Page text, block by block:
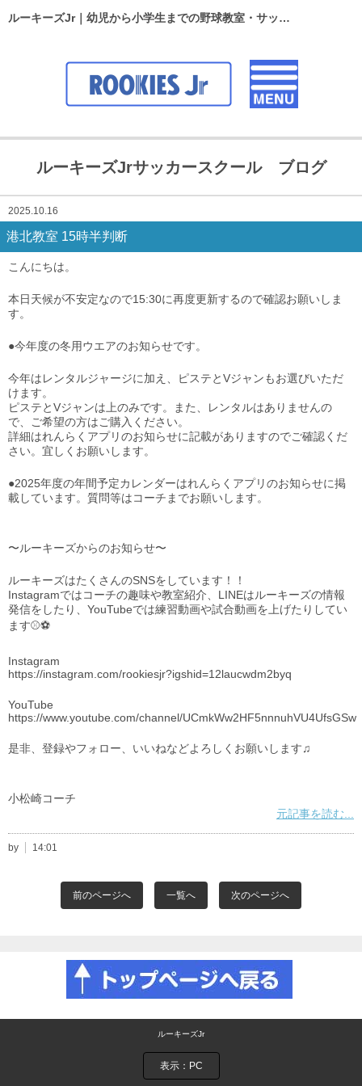
ルーキーズJr｜幼児から小学生までの野球教室・サッカースクール
ルーキーズJrサッカースクール ブログ
2025.10.16
港北教室 15時半判断
こんにちは。
本日天候が不安定なので15:30に再度更新するので確認お願いしま
す。
●今年度の冬用ウエアのお知らせです。
今年はレンタルジャージに加え、ピステとVジャンもお選びいただ
けます。
ピステとVジャンは上のみです。また、レンタルはありませんの
で、ご希望の方はご購入ください。
詳細はれんらくアプリのお知らせに記載がありますのでご確認くだ
さい。宜しくお願いします。
●2025年度の年間予定カレンダーはれんらくアプリのお知らせに掲
載しています。質問等はコーチまでお願いします。
〜ルーキーズからのお知らせ〜
ルーキーズはたくさんのSNSをしています！！
Instagramではコーチの趣味や教室紹介、LINEはルーキーズの情報
発信をしたり、YouTubeでは練習動画や試合動画を上げたりしてい
ます⚾️⚽️
Instagram
https://instagram.com/rookiesjr?igshid=12laucwdm2byq
YouTube
https://www.youtube.com/channel/UCmkWw2HF5nnnuhVU4UfsGSw
是非、登録やフォロー、いいねなどよろしくお願いします♫
小松崎コーチ
元記事を読む...
by 14:01
前のページへ 一覧へ 次のページへ
ルーキーズJr
表示：PC